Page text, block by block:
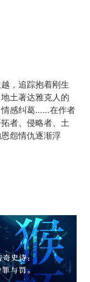
，追踪抱着刚生
土著达雅克人的
情感纠葛……在作者
者、侵略者、土
怨情仇逐渐浮